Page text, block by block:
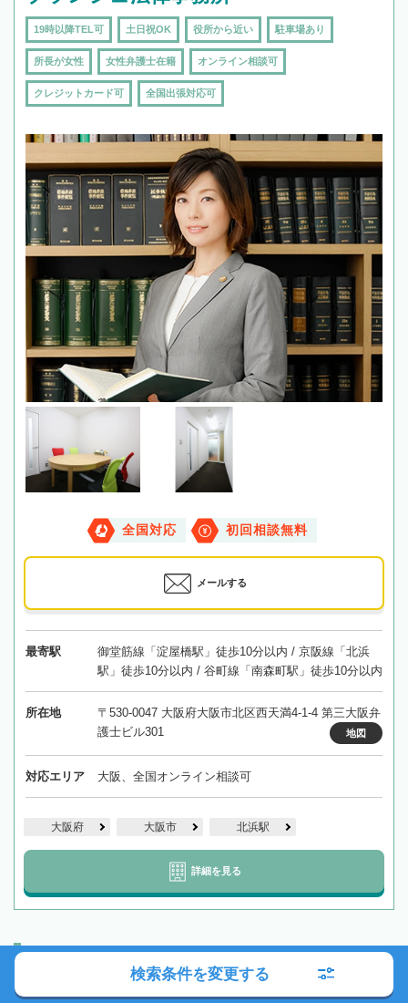
19時以降TEL可 土日祝OK 役所から近い 駐車場あり
所長が女性 女性弁護士在籍 オンライン相談可
クレジットカード可 全国出張対応可
全国対応 初回相談無料
メールする
最寄駅
御堂筋線「淀屋橋駅」徒歩10分以内 / 京阪線「北浜
駅」徒歩10分以内 / 谷町線「南森町駅」徒歩10分以内
所在地
〒530-0047 大阪府大阪市北区西天満4-1-4 第三大阪弁
護士ビル301
地図
対応エリア 大阪、全国オンライン相談可
大阪府 大阪市 北浜駅
詳細を見る
京都 久世郡久御山町所在・近隣の弁護士事務所
検索条件を変更する